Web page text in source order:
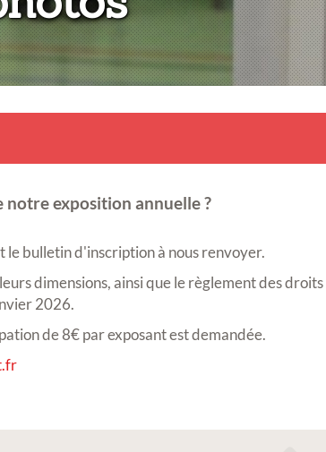
notre exposition annuelle ?
le bulletin d'inscription à nous renvoyer.
dimensions, ainsi que le règlement des droits
2026.
de 8€ par exposant est demandée.